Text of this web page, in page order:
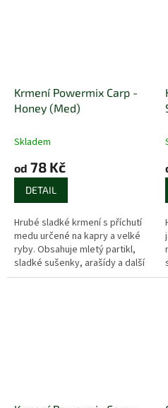
Krmení Powermix Carp -
Honey (Med)
Skladem
od 78 Kč
DETAIL
Hrubé sladké krmení s příchutí
medu určené na kapry a velké
ryby. Obsahuje mletý partikl,
sladké sušenky, arašídy a další
složky lákavé pro kapry.